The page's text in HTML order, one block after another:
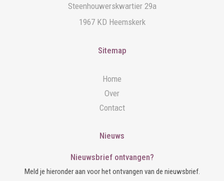
Steenhouwerskwartier 29a
1967 KD Heemskerk
Sitemap
Home
Over
Contact
Nieuws
Nieuwsbrief ontvangen?
Meld je hieronder aan voor het ontvangen van de nieuwsbrief.